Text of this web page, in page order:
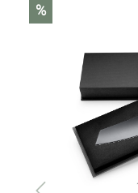
Produktgalerie
%